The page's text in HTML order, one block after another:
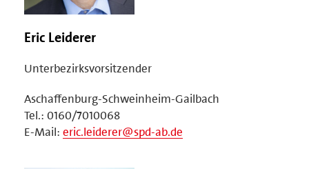
Eric Leiderer
Unterbezirksvorsitzender
Aschaffenburg-Schweinheim-Gailbach
Tel.: 0160/7010068
E-Mail: eric.leiderer@spd-ab.de